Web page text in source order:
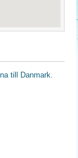
till Danmark.